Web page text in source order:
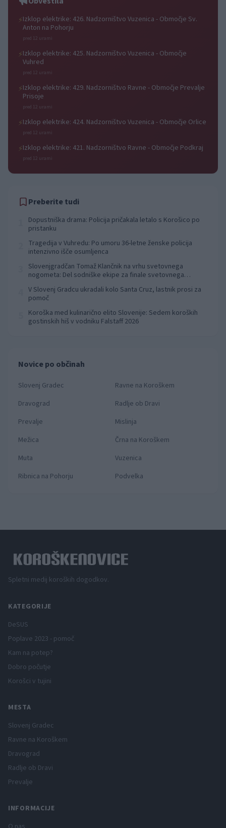
⚡Izklop elektrike: 426. Nadzorništvo Vuzenica - Območje Sv.
Anton na Pohorju
pred 12 urami
⚡Izklop elektrike: 425. Nadzorništvo Vuzenica - Območje
Vuhred
pred 12 urami
⚡Izklop elektrike: 429. Nadzorništvo Ravne - Območje Prevalje
Prisoje
pred 12 urami
⚡Izklop elektrike: 424. Nadzorništvo Vuzenica - Območje Orlice
pred 12 urami
⚡Izklop elektrike: 421. Nadzorništvo Ravne - Območje Podkraj
pred 12 urami
Preberite tudi
Dopustniška drama: Policija pričakala letalo s Korošico po
pristanku
Tragedija v Vuhredu: Po umoru 36-letne ženske policija
intenzivno išče osumljenca
Slovenjgradčan Tomaž Klančnik na vrhu svetovnega
nogometa: Del sodniške ekipe za finale svetovnega
V Slovenj Gradcu ukradali kolo Santa Cruz, lastnik prosi za
pomoč
Koroška med kulinarično elito Slovenije: Sedem koroških
gostinskih hiš v vodniku Falstaff 2026
Novice po občinah
Slovenj Gradec
Ravne na Koroškem
Dravograd
Radlje ob Dravi
Prevalje
Mislinja
Mežica
Črna na Koroškem
Muta
Vuzenica
Ribnica na Pohorju
Podvelka
Spletni medij koroških dogodkov.
KATEGORIJE
DeSUS
Poplave 2023 - pomoč
Kam na potep?
Dobro počutje
Korošci v tujini
MESTA
Slovenj Gradec
Ravne na Koroškem
Dravograd
Radlje ob Dravi
Prevalje
INFORMACIJE